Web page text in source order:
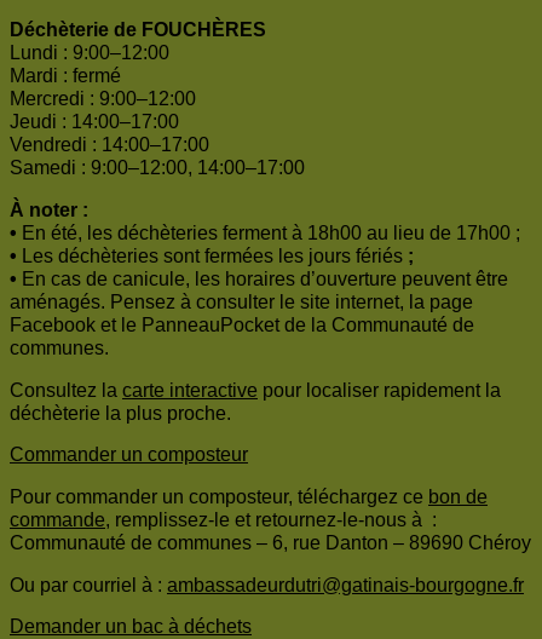
Déchèterie de FOUCHÈRES
Lundi : 9:00–12:00
Mardi : fermé
Mercredi : 9:00–12:00
Jeudi : 14:00–17:00
Vendredi : 14:00–17:00
Samedi : 9:00–12:00, 14:00–17:00
À noter :
• En été, les déchèteries ferment à 18h00 au lieu de 17h00 ;
• Les déchèteries sont fermées les jours fériés ;
• En cas de canicule, les horaires d’ouverture peuvent être
aménagés. Pensez à consulter le site internet, la page
Facebook et le PanneauPocket de la Communauté de
communes.
Consultez la carte interactive pour localiser rapidement la
déchèterie la plus proche.
Commander un composteur
Pour commander un composteur, téléchargez ce bon de
commande, remplissez-le et retournez-le-nous à :
Communauté de communes – 6, rue Danton – 89690 Chéroy
Ou par courriel à : ambassadeurdutri@gatinais-bourgogne.fr
Demander un bac à déchets